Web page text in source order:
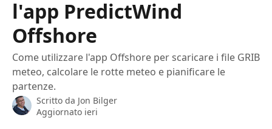
l'app PredictWind
Offshore
Come utilizzare l'app Offshore per scaricare i file GRIB
meteo, calcolare le rotte meteo e pianificare le
partenze.
Scritto da Jon Bilger
Aggiornato ieri